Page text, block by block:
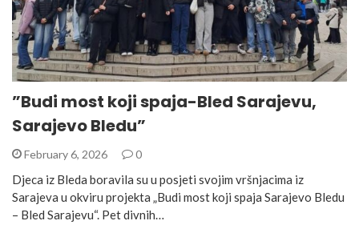
”Budi most koji spaja-Bled Sarajevu,
Sarajevo Bledu”
February 6, 2026 0
Djeca iz Bleda boravila su u posjeti svojim vršnjacima iz
Sarajeva u okviru projekta „Budi most koji spaja Sarajevo Bledu
– Bled Sarajevu“. Pet divnih…